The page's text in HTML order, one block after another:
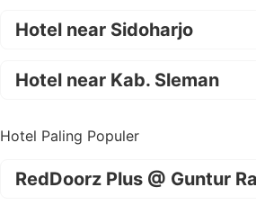
Hotel near Sidoharjo
Hotel near Kab. Sleman
Hotel Paling Populer
RedDoorz Plus @ Guntur